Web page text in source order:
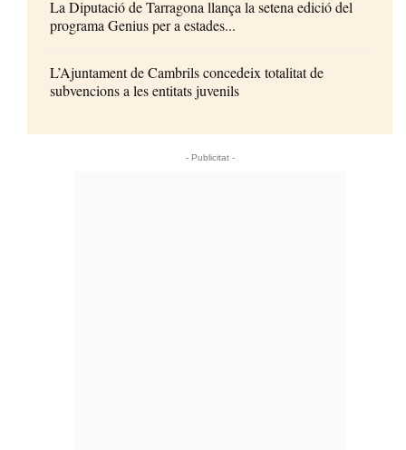
La Diputació de Tarragona llança la setena edició del
programa Genius per a estades...
L’Ajuntament de Cambrils concedeix totalitat de
subvencions a les entitats juvenils
- Publicitat -